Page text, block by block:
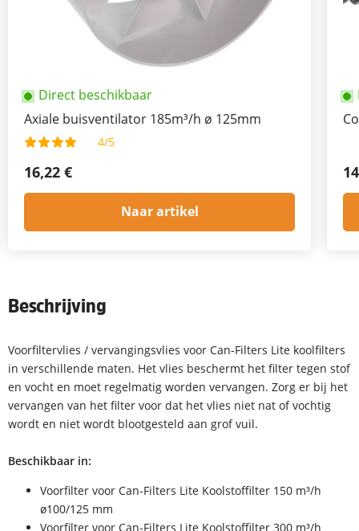
Direct beschikbaar
Axiale buisventilator 185m³/h ø 125mm
4/5
16,22 €
Naar artikel
Beschrijving
Voorfiltervlies / vervangingsvlies voor Can-Filters Lite koolfilters
in verschillende maten. Het vlies beschermt het filter tegen stof
en vocht en moet regelmatig worden vervangen. Zorg er bij het
vervangen van het filter voor dat het vlies niet nat of vochtig
wordt en niet wordt blootgesteld aan grof vuil.
Beschikbaar in:
Voorfilter voor Can-Filters Lite Koolstoffilter 150 m³/h
ø100/125 mm
Voorfilter voor Can-Filters Lite Koolstoffilter 300 m³/h